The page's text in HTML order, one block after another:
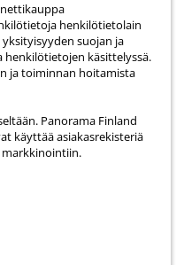
henkilötietolain
suojan ja
henkilötietojen käsittelyssä.
ja toiminnan hoitamista
Panorama Finland
käyttää asiakasrekisteriä
markkinointiin.